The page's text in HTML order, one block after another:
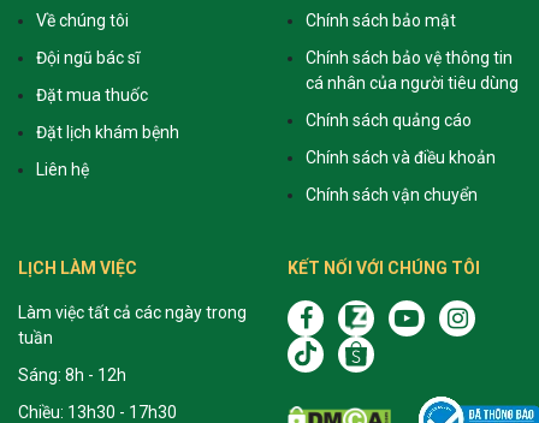
Về chúng tôi
Đội ngũ bác sĩ
Đặt mua thuốc
Đặt lịch khám bệnh
Liên hệ
Chính sách bảo mật
Chính sách bảo vệ thông tin
cá nhân của người tiêu dùng
Chính sách quảng cáo
Chính sách và điều khoản
Chính sách vận chuyển
LỊCH LÀM VIỆC
Làm việc tất cả các ngày trong
tuần
Sáng: 8h - 12h
Chiều: 13h30 - 17h30
KẾT NỐI VỚI CHÚNG TÔI